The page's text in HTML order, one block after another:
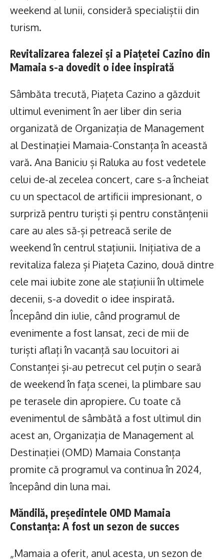
weekend al lunii, consideră specialiștii din
turism.
Revitalizarea falezei și a Piațetei Cazino din
Mamaia s-a dovedit o idee inspirată
Sâmbăta trecută, Piațeta Cazino a găzduit
ultimul eveniment în aer liber din seria
organizată de Organizația de Management
al Destinației Mamaia-Constanța în această
vară. Ana Baniciu și Raluka au fost vedetele
celui de-al zecelea concert, care s-a încheiat
cu un spectacol de artificii impresionant, o
surpriză pentru turiști și pentru constănțenii
care au ales să-și petreacă serile de
weekend în centrul stațiunii. Inițiativa de a
revitaliza faleza și Piațeta Cazino, două dintre
cele mai iubite zone ale stațiunii în ultimele
decenii, s-a dovedit o idee inspirată.
Începând din iulie, când programul de
evenimente a fost lansat, zeci de mii de
turiști aflați în vacanță sau locuitori ai
Constanței și-au petrecut cel puțin o seară
de weekend în fața scenei, la plimbare sau
pe terasele din apropiere. Cu toate că
evenimentul de sâmbătă a fost ultimul din
acest an, Organizația de Management al
Destinației (OMD) Mamaia Constanța
promite că programul va continua în 2024,
începând din luna mai.
Măndilă, președintele OMD Mamaia
Constanța: A fost un sezon de succes
„Mamaia a oferit, anul acesta, un sezon de